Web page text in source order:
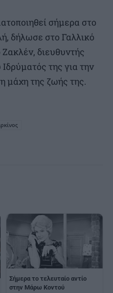
σήμερα στο
δήλωσε στο Γαλλικό
διευθυντής
της για την
μάχη της ζωής της.
Σήμερα το τελευταίο αντίο
στην Μάρω Κοντού